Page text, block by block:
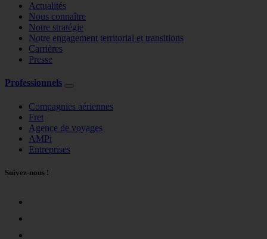
Actualités
Nous connaître
Notre stratégie
Notre engagement territorial et transitions
Carrières
Presse
Professionnels
Compagnies aériennes
Fret
Agence de voyages
AMPi
Entreprises
Suivez-nous !